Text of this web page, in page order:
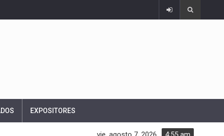
EXPOSITORES